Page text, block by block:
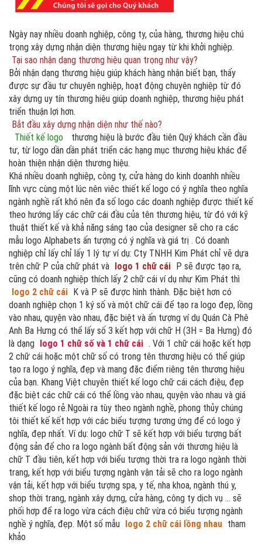
Ngày nay nhiều doanh nghiệp, công ty, của hàng, thương hiệu chú
trọng xây dựng nhận diện thương hiệu ngay từ khi khởi nghiệp.
Tại sao nhận dạng thương hiệu quan trọng như vậy?
Bởi nhận dạng thương hiệu giúp khách hàng nhận biết bạn, thấy
được sự đầu tư chuyên nghiệp, hoạt động chuyên nghiệp từ đó
xây dựng uy tín thương hiệu giúp doanh nghiệp, thương hiệu phát
triển thuận lợi hơn.
Bắt đầu xây dựng nhận diện như thế nào?
Thiết kế logo
thương hiệu là bước đầu tiên Quý khách cần đầu
tư, từ logo dần dần phát triển các hạng mục thương hiệu khác để
hoàn thiện nhận diện thương hiệu.
Khá nhiều doanh nghiệp, công ty, cửa hàng do kinh doanhh nhiều
lĩnh vực cùng một lúc nên viêc thiết kế logo có ý nghĩa theo nghĩa
ngành nghề rất khó nên đa số logo các doanh nghiệp được thiết kế
theo hướng lấy các chữ cái đầu của tên thương hiệu, từ đó với kỹ
thuật thiết kế và khả năng sáng tạo của designer sẽ cho ra các
mẫu logo Alphabets ấn tượng có ý nghĩa và giá trị . Có doanh
nghiệp chỉ lấy chỉ lấy 1 lý tự ví dụ: Cty TNHH Kim Phát chỉ vẽ dựa
trên chữ P của chữ phát và logo 1 chữ cái P sẽ được tạo ra,
cũng có doanh nghiệp thích lấy 2 chữ cái ví dụ như Kim Phát thì
logo 2 chữ cái K và P sẽ được hình thành. Đặc biệt hơn có
doanh nghiệp chọn 1 ký số và một chữ cái để tạo ra logo đẹp, lồng
vào nhau, quyện vào nhau, đặc biệt và ấn tượng ví dụ Quán Cà Phê
Anh Ba Hưng có thể lấy số 3 kết hợp với chữ H (3H = Ba Hưng) đó
là dạng logo 1 chữ số và 1 chữ cái . Với 1 chữ cái hoặc kết hợp
2 chữ cái hoặc một chữ số có trong tên thương hiệu có thể giúp
tạo ra logo ý nghĩa, đẹp và mang đặc điểm riêng tên thương hiệu
của bạn. Khang Việt chuyên thiết kế logo chữ cái cách điệu, đẹp
đặc biệt các chữ cái có thể lồng vào nhau, quyện vào nhau và giá
thiết kế logo rẻ.Ngoài ra tùy theo ngành nghề, phong thủy chúng
tôi thiết kế kết hợp với các biểu tượng tương ứng để có logo ý
nghĩa, đẹp nhất. Ví dụ: logo chữ T sẽ kết hợp với biểu tượng bất
động sản để cho ra logo ngành bất động sản với thương hiệu là
chữ T đầu tiên, kết hợp với biểu tượng thời tra ra logo ngành thời
trang, kết hợp với biểu tượng ngành vận tải sẽ cho ra logo ngành
vận tải, kết hợp với biểu tượng spa, y tế, nha khoa, ngành thú y,
shop thời trang, ngành xây dựng, cửa hàng, công ty dịch vụ ... sẽ
phối hơp để ra logo vừa cách điệu chữ vừa có biểu tượng ngành
nghề ý nghĩa, đẹp. Một số mẫu logo 2 chữ cái lồng nhau tham
khảo